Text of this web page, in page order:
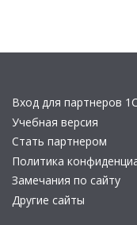
Вход для партнеров 1С
Учебная версия
Стать партнером
Политика
Замечания по сайту
Другие сайты